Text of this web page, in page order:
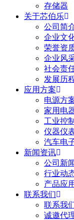
存储器
关于芯伯乐
公司简
企业文
荣誉资
企业风
社会责
发展历
应用方案
电源方
家用电
工业控制
仪器仪
汽车电
新闻资讯
公司新
行业动
产品应用
联系我们
联系我
诚邀代